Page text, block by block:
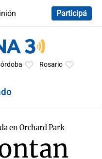
Participá
Rosario
en Orchard Park